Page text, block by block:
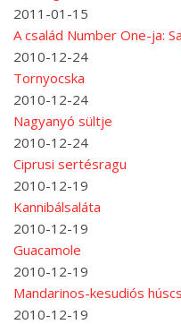
2011-01-15
A család Number One-ja:
2010-12-24
Tornyocska
2010-12-24
Nagyanyó sültje
2010-12-24
Ciprusi sertésragu
2010-12-19
Kannibálsaláta
2010-12-19
Guacamole
2010-12-19
Mandarinos-kesudiós
2010-12-19